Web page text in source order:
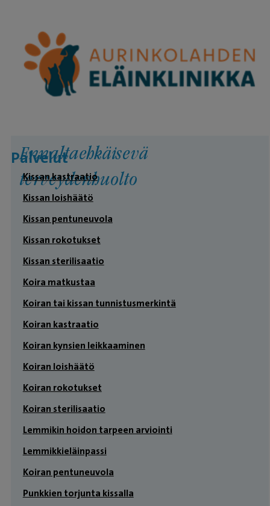
Palvelut
Ennaltaehkäisevä
terveydenhuolto
Kissan kastraatio
Kissan loishäätö
Kissan pentuneuvola
Kissan rokotukset
Kissan sterilisaatio
Koira matkustaa
Koiran tai kissan tunnistusmerkintä
Koiran kastraatio
Koiran kynsien leikkaaminen
Koiran loishäätö
Koiran rokotukset
Koiran sterilisaatio
Lemmikin hoidon tarpeen arviointi
Lemmikkieläinpassi
Koiran pentuneuvola
Punkkien torjunta kissalla